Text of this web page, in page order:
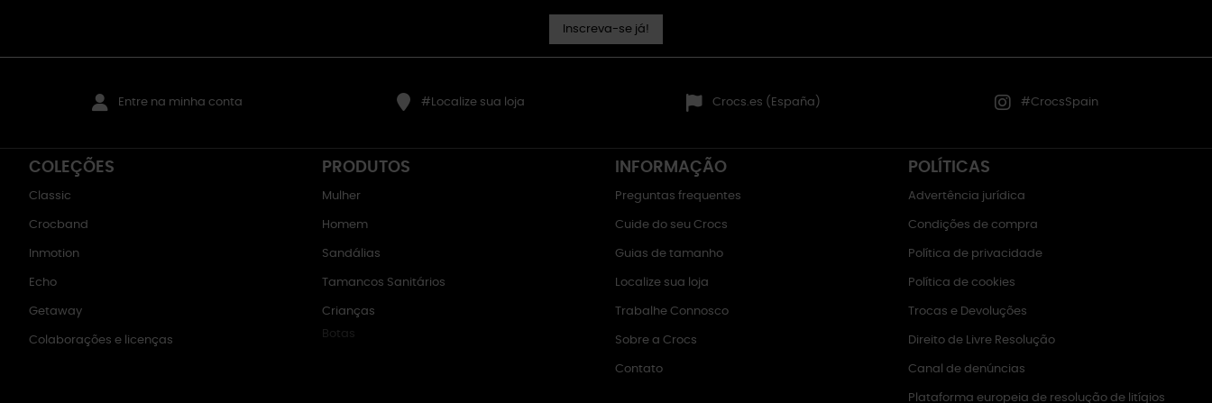
Inscreva-se já!
Entre na minha conta #Localize sua loja Crocs.es (España) #CrocsSpain
COLEÇÕES
Classic
Crocband
Inmotion
Echo
Getaway
Colaborações e licenças
PRODUTOS
Mulher
Homem
Sandálias
Tamancos Sanitários
Crianças
Botas
INFORMAÇÃO
Preguntas frequentes
Cuide do seu Crocs
Guias de tamanho
Localize sua loja
Trabalhe Connosco
Sobre a Crocs
Contato
POLÍTICAS
Advertência jurídica
Condições de compra
Política de privacidade
Política de cookies
Trocas e Devoluções
Direito de Livre Resolução
Canal de denúncias
Plataforma europeia de resolução de litígios